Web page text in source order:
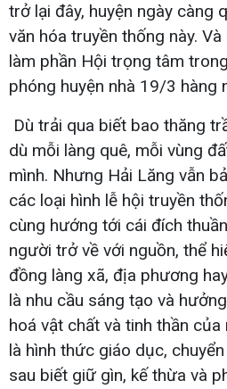
trở lại đây, huyện ngày càng
văn hóa truyền thống này.
làm phần Hội trọng tâm
phóng huyện nhà 19/3 hàng
Dù trải qua biết bao thăng
dù mỗi làng quê, mỗi vùng
mình. Nhưng Hải Lăng vẫn
các loại hình lễ hội truyền
cùng hướng tới cái đích
người trở về với nguồn, thể
đồng làng xã, địa phương
là nhu cầu sáng tạo và
hoá vật chất và tinh thần
là hình thức giáo dục,
sau biết giữ gìn, kế thừa và